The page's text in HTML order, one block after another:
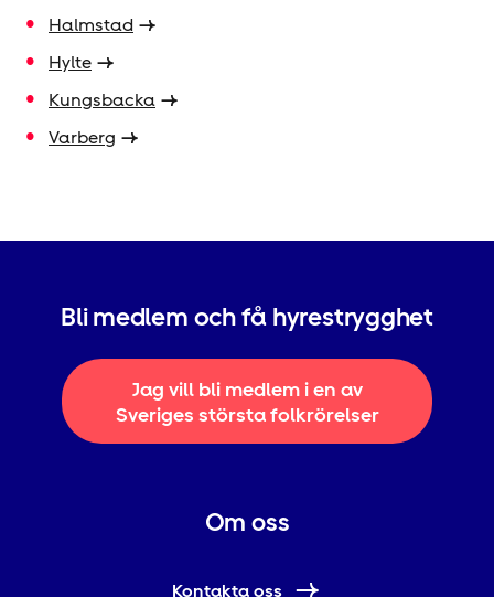
Halmstad
Hylte
Kungsbacka
Varberg
Bli medlem och få hyrestrygghet
Jag vill bli medlem i en av
Sveriges största folkrörelser
Om oss
Kontakta oss